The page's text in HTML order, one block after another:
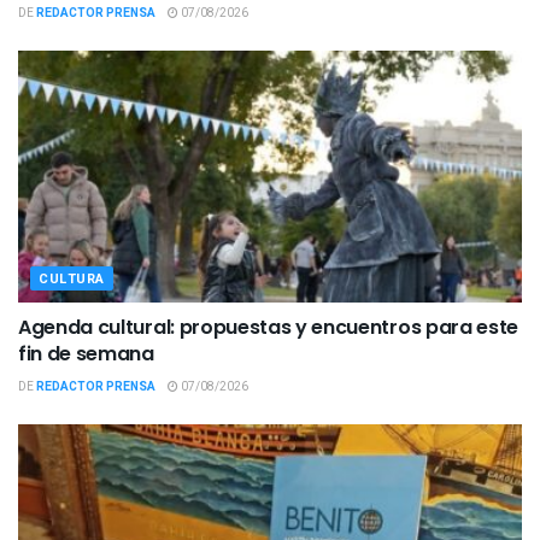
DEREDACTOR PRENSA 07/08/2026
CULTURA
Agenda cultural: propuestas y encuentros para este
fin de semana
DEREDACTOR PRENSA 07/08/2026